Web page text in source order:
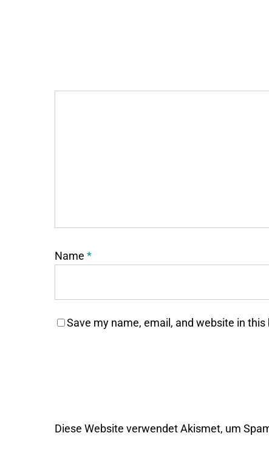
Name *
Save my name, email, and website in
Diese Website verwendet Akismet, um